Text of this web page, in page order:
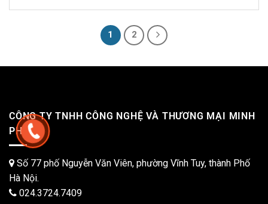
1 2
CÔNG TY TNHH CÔNG NGHỆ VÀ THƯƠNG MẠI MINH
PHÁT
Số 77 phố Nguyễn Văn Viên, phường Vĩnh Tuy, thành Phố
Hà Nội.
024.3724.7409